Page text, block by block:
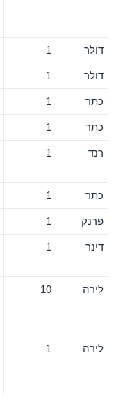
דולר 1
דולר 1
כתר 1
כתר 1
רנד 1
כתר 1
פרנק 1
דינר 1
לירה 10
לירה 1